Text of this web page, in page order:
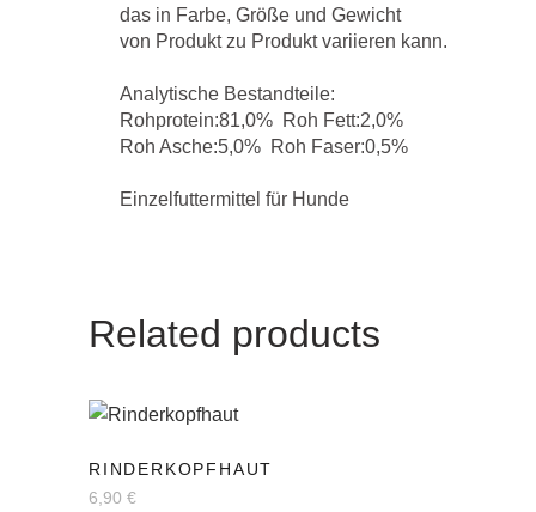
das in Farbe, Größe und Gewicht
von Produkt zu Produkt variieren kann.
Analytische Bestandteile:
Rohprotein:81,0% Roh Fett:2,0%
Roh Asche:5,0% Roh Faser:0,5%
Einzelfuttermittel für Hunde
Related products
RINDERKOPFHAUT
6,90 €